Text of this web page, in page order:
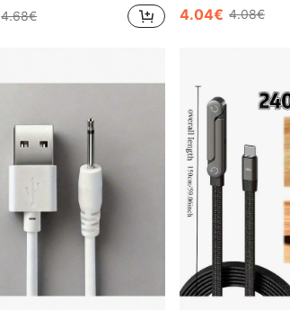
4.68€ 4.04€ 4.08€